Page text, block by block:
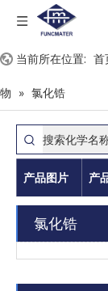
当前所在位置: 首
物 » 氯化锆
产品图片 产
氯化锆